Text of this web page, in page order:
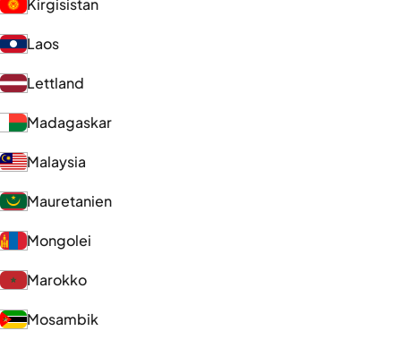
Kirgisistan
Laos
Lettland
Madagaskar
Malaysia
Mauretanien
Mongolei
Marokko
Mosambik